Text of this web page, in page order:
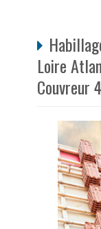
Loire
Couvreur